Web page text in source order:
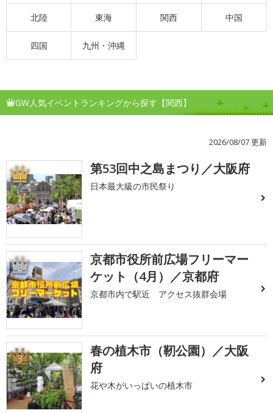
北陸 東海 関西 中国
四国 九州・沖縄
GW人気イベントランキングから探す【関西】
2026/08/07 更新
1 第53回中之島まつり／大阪府
日本最大級の市民祭り
2
京都市役所前広場フリーマー
ケット（4月）／京都府
京都市内で駅近 アクセス抜群会場
3
春の植木市（靭公園）／大阪
府
花や木がいっぱいの植木市